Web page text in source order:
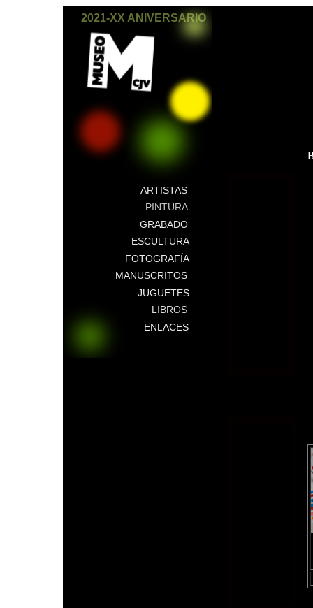
2021-XX ANIVERSARIO
ARTISTAS
PINTURA
GRABADO
ESCULTURA
FOTOGRAFÍA
MANUSCRITOS
JUGUETES
LIBROS
ENLACES